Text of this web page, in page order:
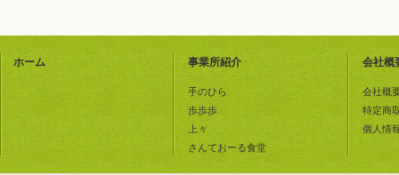
ホーム 事業所紹介
手のひら
歩歩歩
上々
さんておーる食堂
会社概
会社概
特定商
個人情